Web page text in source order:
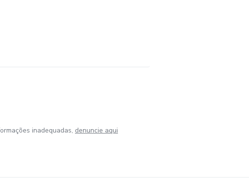
inadequadas, denuncie aqui